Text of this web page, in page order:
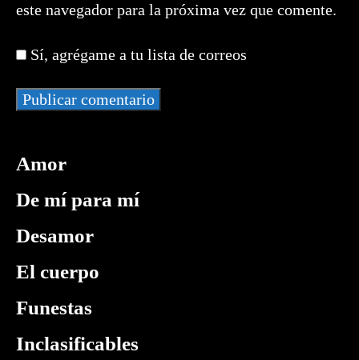
usuario
comentar
electrónico
comentar
de
web
(opcional)
este navegador para la próxima vez que comente.
Sí, agrégame a tu lista de correos
Amor
De mí para mí
Desamor
El cuerpo
Funestas
Inclasificables